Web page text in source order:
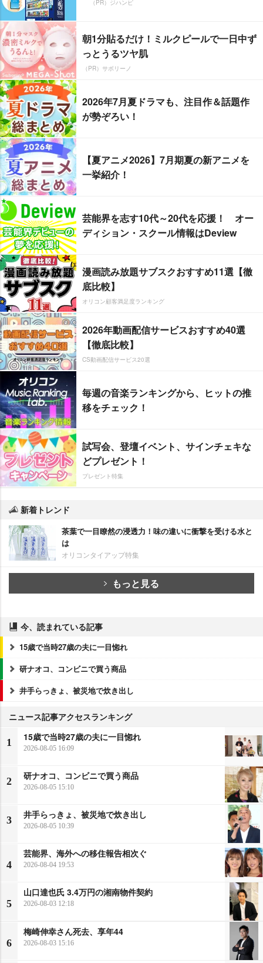
（PR）ジハンピ
朝1分貼るだけ！ミルクピールで一日中ず
っとうるツヤ肌
（PR）サボリーノ
2026年7月夏ドラマも、注目作＆話題作
が勢ぞろい！
【夏アニメ2026】7月期夏の新アニメを
一挙紹介！
芸能界を志す10代～20代を応援！ オー
ディション・スクール情報はDeview
漫画読み放題サブスクおすすめ11選【徹
底比較】
オリコン顧客満足度ランキング
2026年動画配信サービスおすすめ40選
【徹底比較】
CS動画配信サービス20選
毎週の音楽ランキングから、ヒットの推
移をチェック！
試写会、登壇イベント、サインチェキな
どプレゼント！
プレゼント特集
新着トレンド
茶葉で一目瞭然の浸透力！味の違いに衝撃を受ける水と
は
オリコンタイアップ特集
もっと見る
今、読まれている記事
15歳で当時27歳の夫に一目惚れ
研ナオコ、コンビニで買う商品
井手らっきょ、被災地で炊き出し
ニュース記事アクセスランキング
1
15歳で当時27歳の夫に一目惚れ
2026-08-05 16:09
2
研ナオコ、コンビニで買う商品
2026-08-05 15:10
3
井手らっきょ、被災地で炊き出し
2026-08-05 10:39
4
芸能界、海外への移住報告相次ぐ
2026-08-04 19:53
5
山口達也氏 3.4万円の湘南物件契約
2026-08-03 12:18
6
梅崎伸幸さん死去、享年44
2026-08-03 15:16